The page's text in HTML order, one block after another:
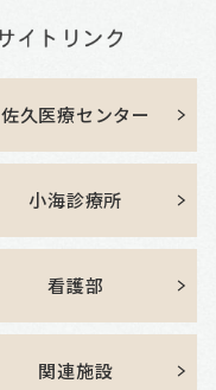
佐久医療センター
小海診療所
看護部
関連施設